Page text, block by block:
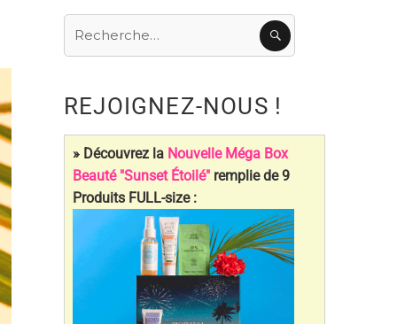
REJOIGNEZ-NOUS !
» Découvrez la Nouvelle Méga Box
Beauté "Sunset Étoilé"remplie de 9
Produits FULL-size :